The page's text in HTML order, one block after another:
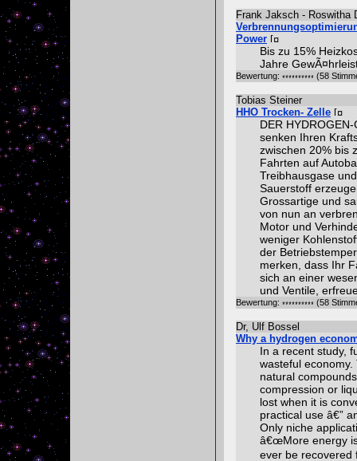
Frank Jaksch - Roswitha
Power
Bis zu 15%
Jahre
Bewertung: (58
Tobias Steiner
HHO Trocken- Zelle
DER
senken Ihren
zwischen 20% bis
Fahrten auf
Treibhausgase
Sauerstoff
Grossartige und
von nun an
Motor und
weniger
der
merken, dass Ihr
sich an einer
und Ventile,
Bewertung: (58
Dr, Ulf Bossel
Why a hydrogen
In a recent study,
wasteful
natural
compression or
lost when it is
practical use â€”
Only niche
â€œMore energy
ever be recovered